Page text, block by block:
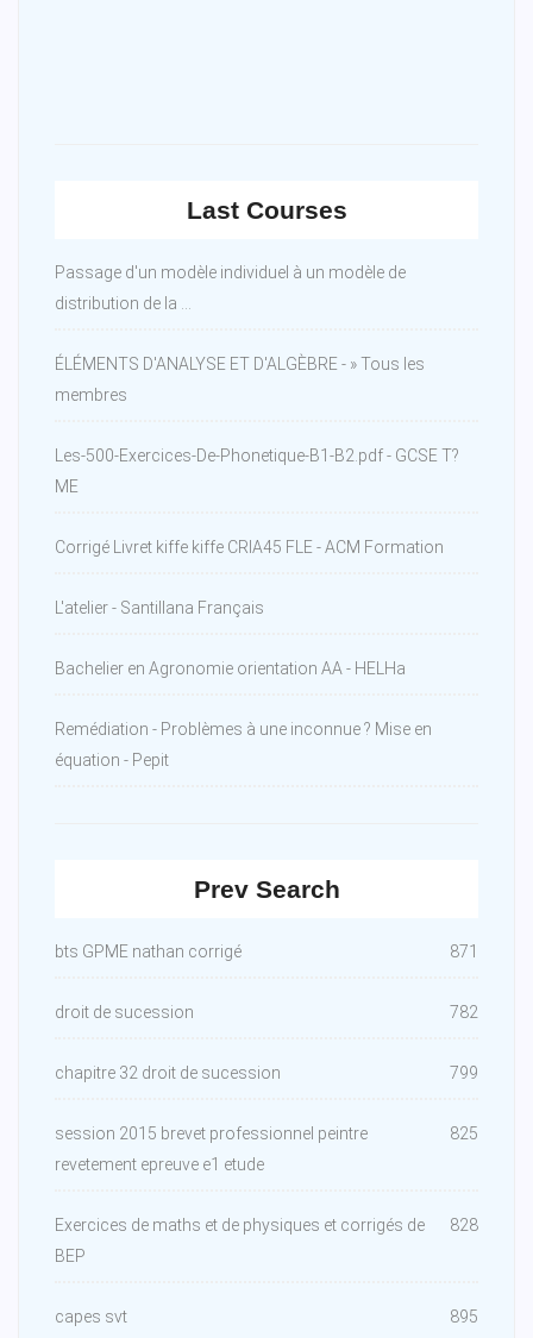
Last Courses
Passage d'un modèle individuel à un modèle de
distribution de la ...
ÉLÉMENTS D'ANALYSE ET D'ALGÈBRE - » Tous les
membres
Les-500-Exercices-De-Phonetique-B1-B2.pdf - GCSE T?
ME
Corrigé Livret kiffe kiffe CRIA45 FLE - ACM Formation
L'atelier - Santillana Français
Bachelier en Agronomie orientation AA - HELHa
Remédiation - Problèmes à une inconnue ? Mise en
équation - Pepit
Prev Search
bts GPME nathan corrigé 871
droit de sucession 782
chapitre 32 droit de sucession 799
session 2015 brevet professionnel peintre
revetement epreuve e1 etude
825
Exercices de maths et de physiques et corrigés de
BEP
828
capes svt 895